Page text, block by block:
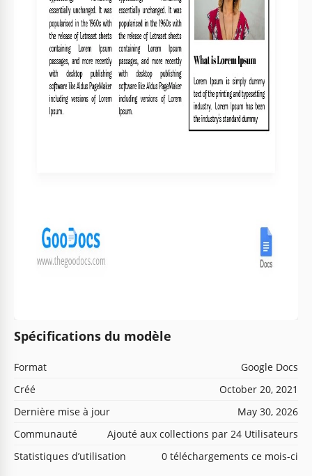
Spécifications du modèle
Format
Google Docs
Créé
October 20, 2021
Dernière mise à jour
May 30, 2026
Communauté
Ajouté aux collections par 24 Utilisateurs
Statistiques d’utilisation
0 téléchargements ce mois-ci